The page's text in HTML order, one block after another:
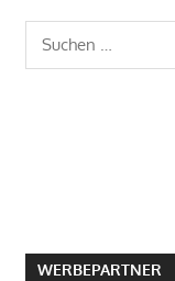
Suchen
WERBEPARTNER